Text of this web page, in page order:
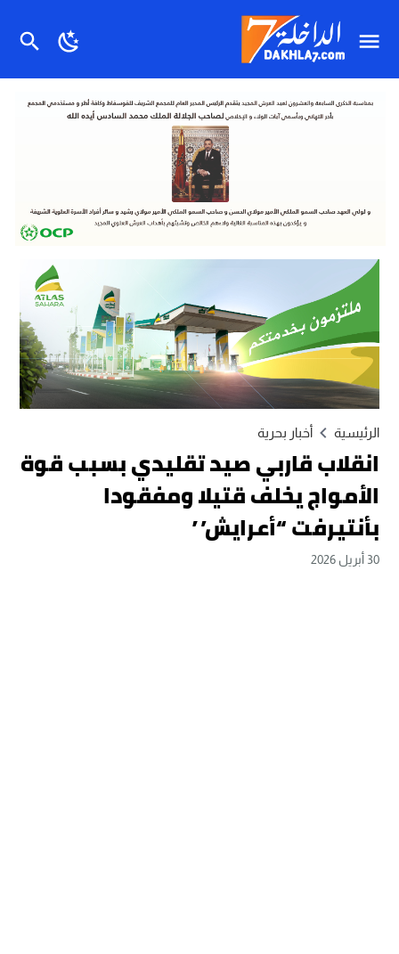
الرئيسية أخبار بحرية
انقلاب قاربي صيد تقليدي بسبب قوة
الأمواج يخلف قتيلا ومفقودا
بأنتيرفت “أعرايش”
30 أبريل 2026